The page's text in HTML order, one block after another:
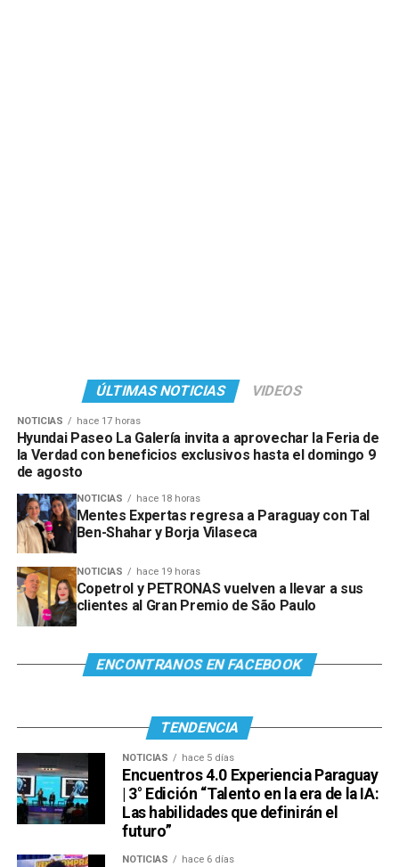
ÚLTIMAS NOTICIAS VIDEOS
NOTICIAS hace 17 horas
Hyundai Paseo La Galería invita a aprovechar la Feria de
la Verdad con beneficios exclusivos hasta el domingo 9
de agosto
NOTICIAS hace 18 horas
Mentes Expertas regresa a Paraguay con Tal
Ben-Shahar y Borja Vilaseca
NOTICIAS hace 19 horas
Copetrol y PETRONAS vuelven a llevar a sus
clientes al Gran Premio de São Paulo
ENCONTRANOS EN FACEBOOK
TENDENCIA
NOTICIAS hace 5 días
Encuentros 4.0 Experiencia Paraguay
| 3° Edición “Talento en la era de la IA:
Las habilidades que definirán el
futuro”
NOTICIAS hace 6 días